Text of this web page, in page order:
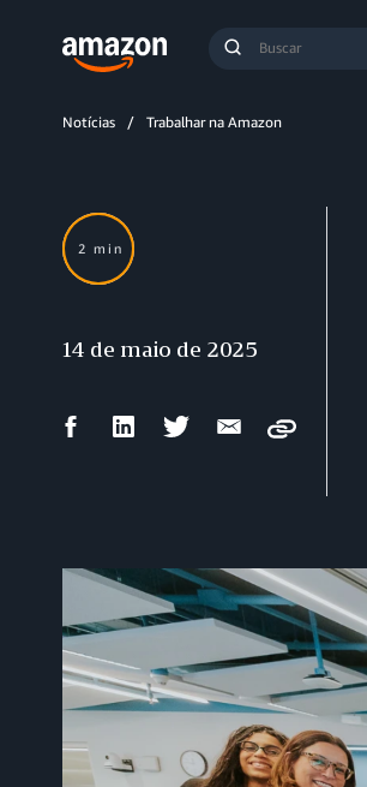
Buscar
Notícias Trabalhar na Amazon
2 min
14 de maio de 2025
CompartilharCompartilharCompartilharCompartilhar
Copy